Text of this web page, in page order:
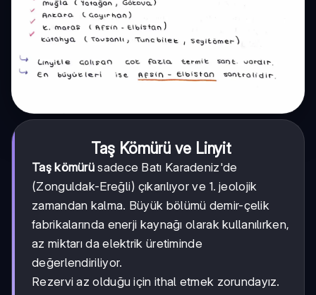
Taş Kömürü ve Linyit
Taş kömürü sadece Batı Karadeniz'de
(Zonguldak-Ereğli) çıkarılıyor ve 1. jeolojik
zamandan kalma. Büyük bölümü demir-çelik
fabrikalarında enerji kaynağı olarak kullanılırken,
az miktarı da elektrik üretiminde
değerlendiriliyor.
Rezervi az olduğu için ithal etmek zorundayız.